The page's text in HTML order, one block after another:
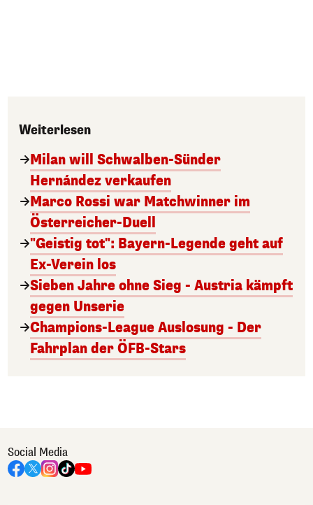
Weiterlesen
Milan will Schwalben-Sünder
Hernández verkaufen
Marco Rossi war Matchwinner im
Österreicher-Duell
"Geistig tot": Bayern-Legende geht auf
Ex-Verein los
Sieben Jahre ohne Sieg - Austria kämpft
gegen Unserie
Champions-League Auslosung - Der
Fahrplan der ÖFB-Stars
Social Media